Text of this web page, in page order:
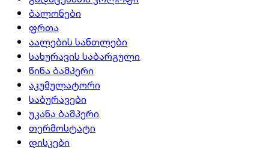
ბალონები
ფრთა
აალების სანთლები
სახურავის საბარგული
წინა ბამპერი
აკუმულატორი
საბურავები
უკანა ბამპერი
თერმოსტატი
დისკები